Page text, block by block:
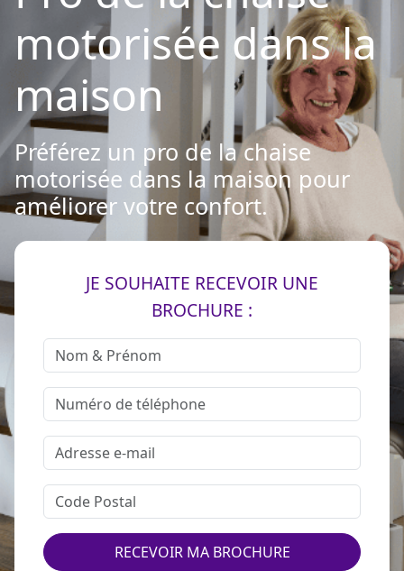
motorisée dans la
maison
Préférez un pro de la chaise
motorisée dans la maison pour
améliorer votre confort.
JE SOUHAITE RECEVOIR UNE
BROCHURE :
RECEVOIR MA BROCHURE